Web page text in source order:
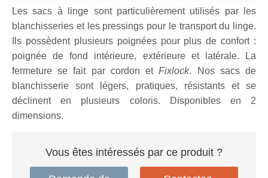
Les sacs à linge sont particulièrement utilisés par les
blanchisseries et les pressings pour le transport du linge.
Ils possèdent plusieurs poignées pour plus de confort :
poignée de fond intérieure, extérieure et latérale. La
fermeture se fait par cordon etFixlock. Nos sacs de
blanchisserie sont légers, pratiques, résistants et se
déclinent en plusieurs coloris. Disponibles en 2
dimensions.
Vous êtes intéressés par ce produit ?